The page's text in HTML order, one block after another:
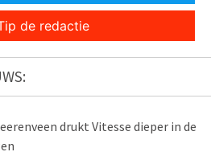
de redactie
drukt Vitesse dieper in de